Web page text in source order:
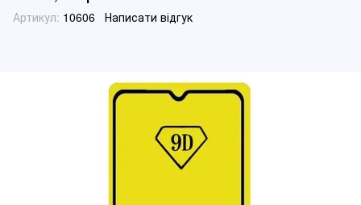
Артикул: 10606 Написати відгук